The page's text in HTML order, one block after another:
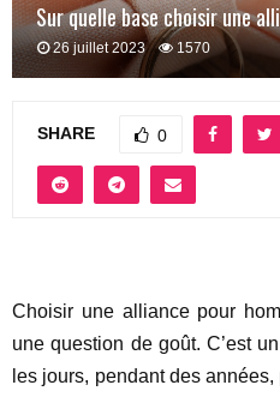
Sur quelle base choisir une
26 juillet 2023 1570
SHARE 0
Choisir une alliance pour
une question de goût. C’est
les jours, pendant des